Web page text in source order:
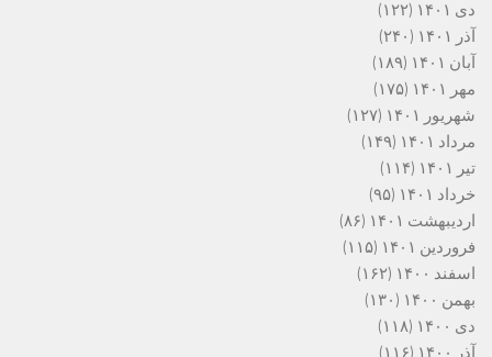
دی ۱۴۰۱
(۱۲۲)
آذر ۱۴۰۱
(۲۴۰)
آبان ۱۴۰۱
(۱۸۹)
مهر ۱۴۰۱
(۱۷۵)
شهریور ۱۴۰۱
(۱۲۷)
مرداد ۱۴۰۱
(۱۴۹)
تیر ۱۴۰۱
(۱۱۴)
خرداد ۱۴۰۱
(۹۵)
اردیبهشت ۱۴۰۱
(۸۶)
فروردین ۱۴۰۱
(۱۱۵)
اسفند ۱۴۰۰
(۱۶۲)
بهمن ۱۴۰۰
(۱۳۰)
دی ۱۴۰۰
(۱۱۸)
آذر ۱۴۰۰
(۱۱۶)